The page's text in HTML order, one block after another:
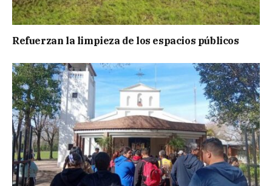
Refuerzan la limpieza de los espacios públicos